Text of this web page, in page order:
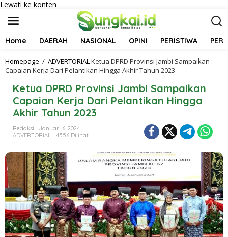
Lewati ke konten
Home DAERAH NASIONAL OPINI PERISTIWA
Homepage / ADVERTORIALKetua DPRD Provinsi Jambi Sampaikan
Capaian Kerja Dari Pelantikan Hingga Akhir Tahun 2023
Ketua DPRD Provinsi Jambi Sampaikan
Capaian Kerja Dari Pelantikan Hingga
Akhir Tahun 2023
Redaksi
Januari 6, 2024
ADVERTORIAL
4556 Dilihat